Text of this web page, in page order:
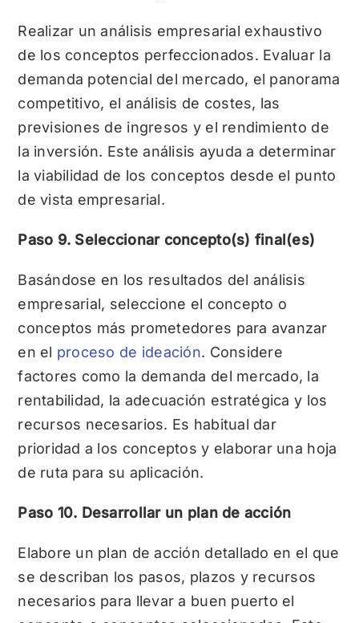
Realizar un análisis empresarial exhaustivo
de los conceptos perfeccionados. Evaluar la
demanda potencial del mercado, el panorama
competitivo, el análisis de costes, las
previsiones de ingresos y el rendimiento de
la inversión. Este análisis ayuda a determinar
la viabilidad de los conceptos desde el punto
de vista empresarial.
Paso 9. Seleccionar concepto(s) final(es)
Basándose en los resultados del análisis
empresarial, seleccione el concepto o
conceptos más prometedores para avanzar
en el proceso de ideación. Considere
factores como la demanda del mercado, la
rentabilidad, la adecuación estratégica y los
recursos necesarios. Es habitual dar
prioridad a los conceptos y elaborar una hoja
de ruta para su aplicación.
Paso 10. Desarrollar un plan de acción
Elabore un plan de acción detallado en el que
se describan los pasos, plazos y recursos
necesarios para llevar a buen puerto el